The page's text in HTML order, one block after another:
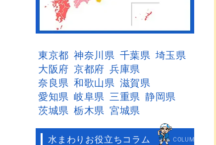
東京都 神奈川県 千葉県 埼玉県
大阪府 京都府 兵庫県
奈良県 和歌山県 滋賀県
愛知県 岐阜県 三重県 静岡県
茨城県 栃木県 宮城県
水まわりお役立ちコラム COLUMN